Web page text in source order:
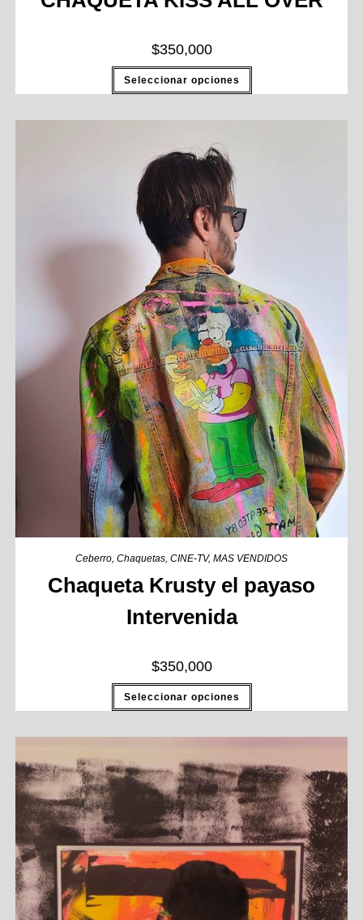
$350,000
Seleccionar opciones
Ceberro Chaquetas CINE-TV, MAS VENDIDOS
Chaqueta Krusty el payaso
Intervenida
$350,000
Seleccionar opciones